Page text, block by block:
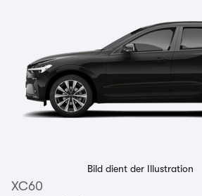
Bild dient der Illustration
XC60